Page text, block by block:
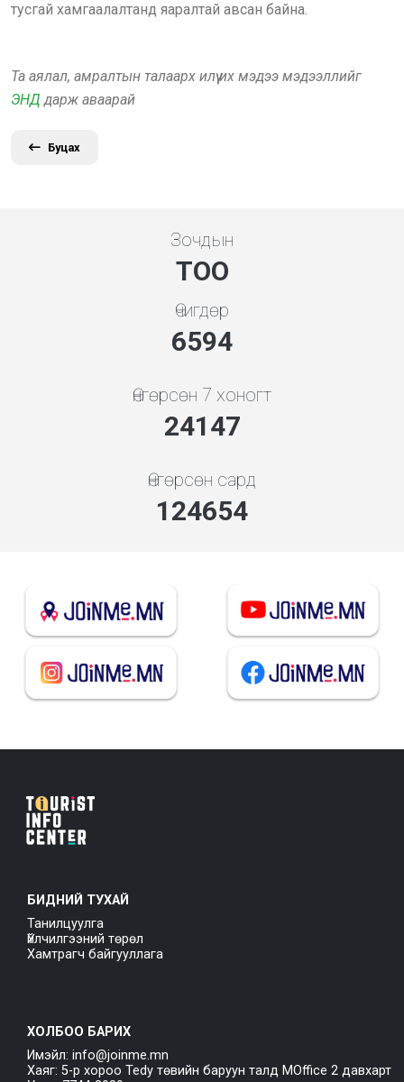
тусгай хамгаалалтанд яаралтай авсан байна.
Та аялал, амралтын талаарх илүү их мэдээ мэдээллийг
ЭНД дарж аваарай
Буцах
Зочдын
ТОО
Өчигдөр
7101
Өнгөрсөн 7 хоногт
26005
Өнгөрсөн сард
134242
БИДНИЙ ТУХАЙ
Танилцуулга
Үйлчилгээний төрөл
Хамтрагч байгууллага
ХОЛБОО БАРИХ
Имэйл: info@joinme.mn
Хаяг: 5-р хороо Tedy төвийн баруун талд MOffice 2 давхарт